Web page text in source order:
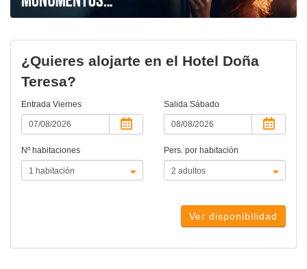
¿Quieres alojarte en el Hotel Doña
Teresa?
Entrada Viernes Salida Sábado
Nº habitaciones Pers. por habitación
Ver disponibilidad